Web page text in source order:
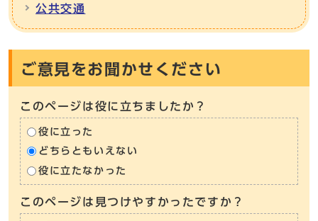
公共交通
ご意見をお聞かせください
このページは役に立ちましたか？
役に立った
どちらともいえない
役に立たなかった
このページは見つけやすかったですか？